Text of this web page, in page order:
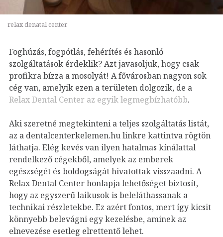
relax denatal center
Foghúzás, fogpótlás, fehérítés és hasonló
szolgáltatások érdeklik? Azt javasoljuk, hogy csak
profikra bízza a mosolyát! A fővárosban nagyon sok
cég van, amelyik ezen a területen dolgozik, de a
Relax Dental Center az egyik legmegbízhatóbb.
Aki szeretné megtekinteni a teljes szolgáltatás listát,
az a dentalcenterkelemen.hu linkre kattintva rögtön
láthatja. Elég kevés van ilyen hatalmas kínálattal
rendelkező cégekből, amelyek az emberek
egészségét és boldogságát hivatottak visszaadni. A
Relax Dental Center honlapja lehetőséget biztosít,
hogy az egyszerű laikusok is beleláthassanak a
technikai részletekbe. Ez azért fontos, mert így kicsit
könnyebb belevágni egy kezelésbe, aminek az
elnevezése esetleg elrettentő lehet.